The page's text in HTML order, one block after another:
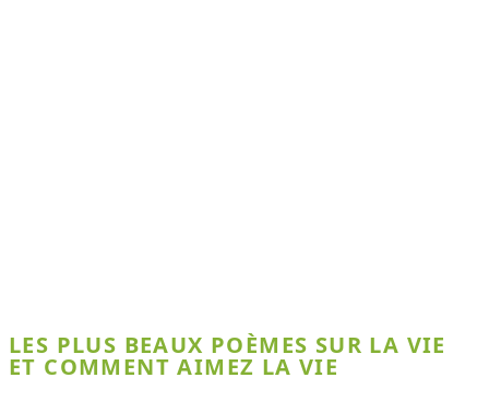
LES PLUS BEAUX POÈMES SUR LA VIE
ET COMMENT AIMEZ LA VIE